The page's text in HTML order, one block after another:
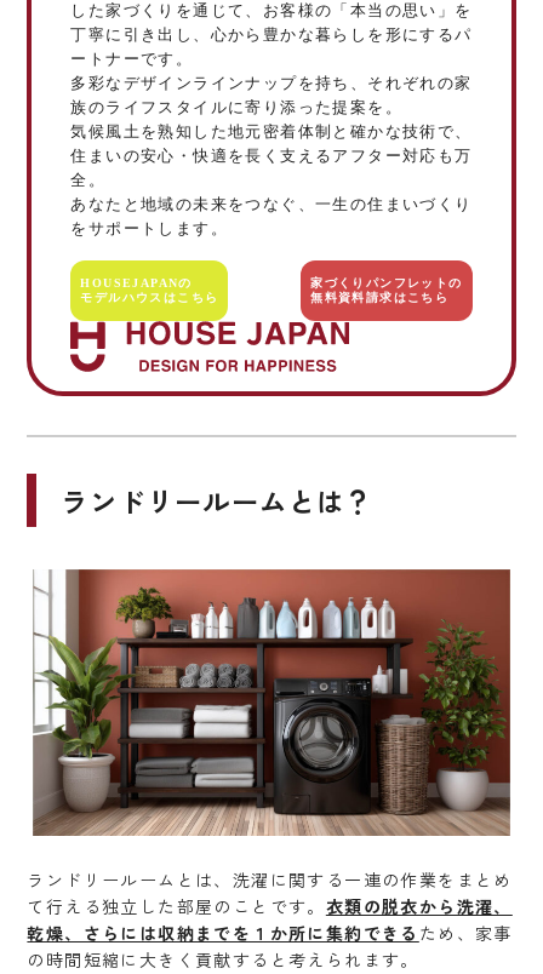
した家づくりを通じて、お客様の「本当の思い」を
丁寧に引き出し、心から豊かな暮らしを形にするパ
ートナーです。
多彩なデザインラインナップを持ち、それぞれの家
族のライフスタイルに寄り添った提案を。
気候風土を熟知した地元密着体制と確かな技術で、
住まいの安心・快適を長く支えるアフター対応も万
全。
あなたと地域の未来をつなぐ、一生の住まいづくり
をサポートします。
HOUSEJAPANの
モデルハウスはこちら
家づくりパンフレットの
無料資料請求はこちら
ランドリールームとは？
ランドリールームとは、洗濯に関する一連の作業をまとめ
て行える独立した部屋のことです。 衣類の脱衣から洗濯、
乾燥、さらには収納までを１か所に集約できる ため、家事
の時間短縮に大きく貢献すると考えられます。